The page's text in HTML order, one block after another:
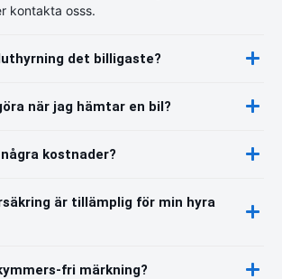
kontakta osss.
det billigaste?
när jag hämtar en bil?
kostnader?
är tillämplig för min hyra
fri märkning?